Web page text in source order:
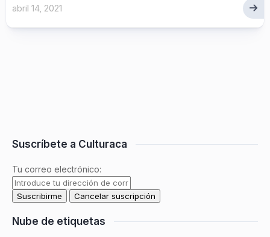
abril 14, 2021
Suscríbete a Culturaca
Tu correo electrónico:
Nube de etiquetas